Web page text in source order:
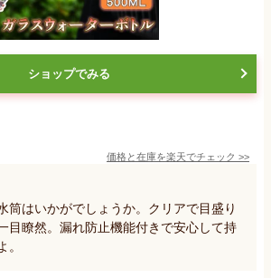
ショップでみる
価格と在庫を楽天でチェック >>
筒はいかがでしょうか。クリアで目盛り
目瞭然。漏れ防止機能付きで安心して持
。